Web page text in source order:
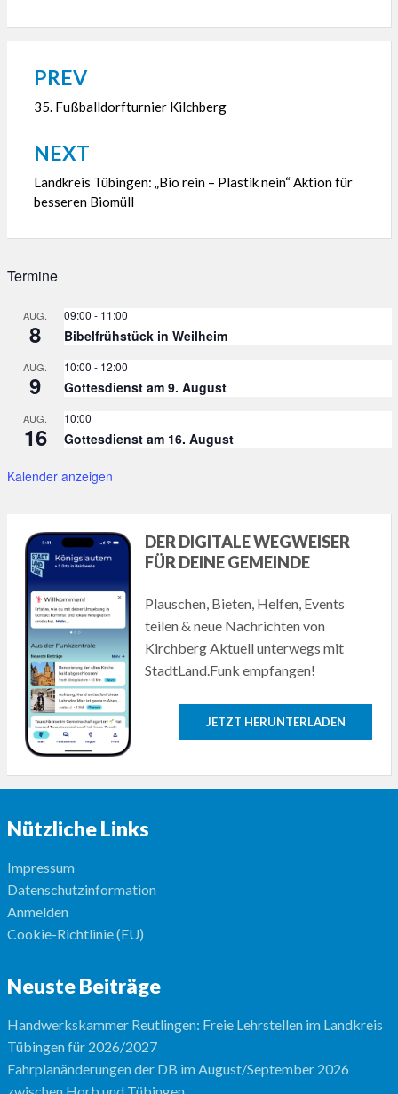
Beitragsnavigation
PREV
35. Fußballdorfturnier Kilchberg
NEXT
Landkreis Tübingen: „Bio rein – Plastik nein“ Aktion für
besseren Biomüll
Termine
AUG.
8
09:00 - 11:00
Bibelfrühstück in Weilheim
AUG.
9
10:00 - 12:00
Gottesdienst am 9. August
AUG.
16
10:00
Gottesdienst am 16. August
Kalender anzeigen
DER DIGITALE WEGWEISER
FÜR DEINE GEMEINDE
Plauschen, Bieten, Helfen, Events
teilen & neue Nachrichten von
Kirchberg Aktuell unterwegs mit
StadtLand.Funk empfangen!
JETZT HERUNTERLADEN
Nützliche Links
Impressum
Datenschutzinformation
Anmelden
Cookie-Richtlinie (EU)
Neuste Beiträge
Handwerkskammer Reutlingen: Freie Lehrstellen im Landkreis
Tübingen für 2026/2027
Fahrplanänderungen der DB im August/September 2026